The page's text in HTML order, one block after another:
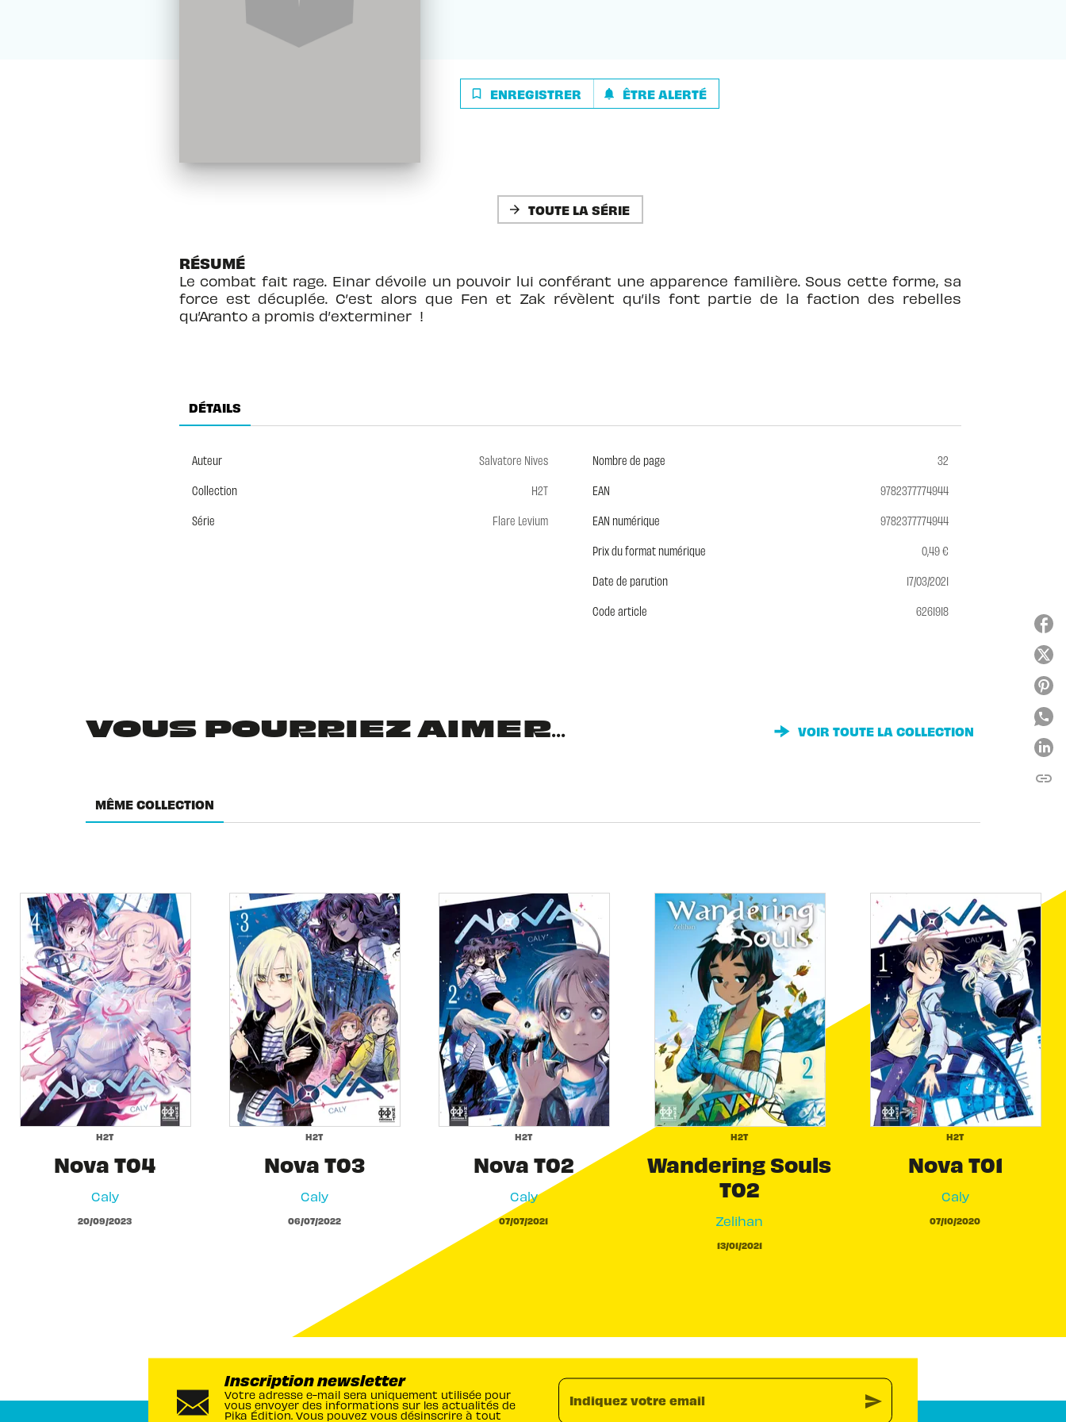
bookmark_border ENREGISTRER notifications ÊTRE ALERTÉ
arrow_forward TOUTE LA SÉRIE
RÉSUMÉ
Le combat fait rage. Einar dévoile un pouvoir lui conférant une apparence familière. Sous cette forme, sa
force est décuplée. C’est alors que Fen et Zak révèlent qu’ils font partie de la faction des rebelles
qu’Aranto a promis d’exterminer !
DÉTAILS
Auteur
Salvatore Nives
Collection
H2T
Série
Flare Levium
Nombre de page
32
EAN
9782377774944
EAN numérique
9782377774944
Prix du format numérique
0,49 €
Date de parution
17/03/2021
Code article
6261918
VOUS POURRIEZ AIMER... VOIR TOUTE LA COLLECTION
MÊME COLLECTION
H2T
Nova T04
Caly
20/09/2023
H2T
Nova T03
Caly
06/07/2022
H2T
Nova T02
Caly
07/07/2021
H2T
Wandering Souls
T02
Zelihan
13/01/2021
H2T
Nova T01
Caly
07/10/2020
link
Inscription newsletter
Votre adresse e-mail sera uniquement utilisée pour
vous envoyer des informations sur les actualités de
Pika Édition. Vous pouvez vous désinscrire à tout
Indiquez votre email send